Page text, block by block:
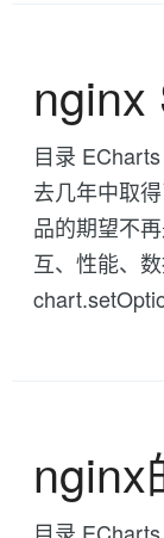
nginx
目录
去几年中取
品的期望不
互、性能、
nginx